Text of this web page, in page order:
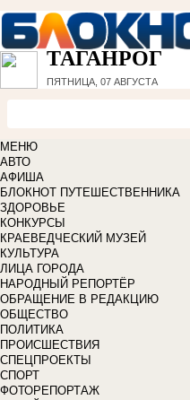
ТАГАНРОГ
ПЯТНИЦА, 07 АВГУСТА
МЕНЮ
АВТО
АФИША
БЛОКНОТ ПУТЕШЕСТВЕННИКА
ЗДОРОВЬЕ
КОНКУРСЫ
КРАЕВЕДЧЕСКИЙ МУЗЕЙ
КУЛЬТУРА
ЛИЦА ГОРОДА
НАРОДНЫЙ РЕПОРТЁР
ОБРАЩЕНИЕ В РЕДАКЦИЮ
ОБЩЕСТВО
ПОЛИТИКА
ПРОИСШЕСТВИЯ
СПЕЦПРОЕКТЫ
СПОРТ
ФОТОРЕПОРТАЖ